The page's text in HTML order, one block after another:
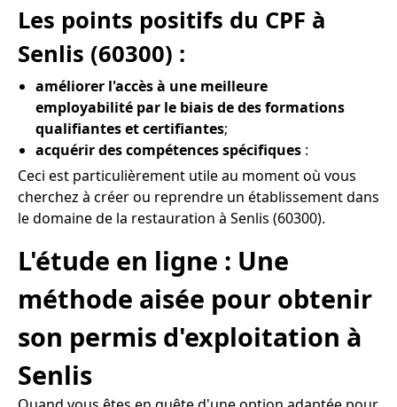
Les points positifs du CPF à
Senlis (60300) :
améliorer l'accès à une meilleure
employabilité par le biais de des formations
qualifiantes et certifiantes;
acquérir des compétences spécifiques :
Ceci est particulièrement utile au moment où vous
cherchez à créer ou reprendre un établissement dans
le domaine de la restauration à Senlis (60300).
L'étude en ligne : Une
méthode aisée pour obtenir
son permis d'exploitation à
Senlis